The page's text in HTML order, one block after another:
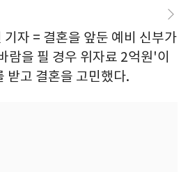
자 = 결혼을 앞둔 예비 신부가
람을 필 경우 위자료 2억원'이
받고 결혼을 고민했다.